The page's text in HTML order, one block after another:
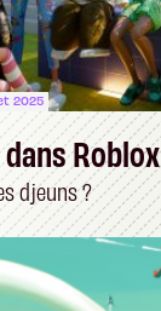
2025
Roblox
djeuns ?